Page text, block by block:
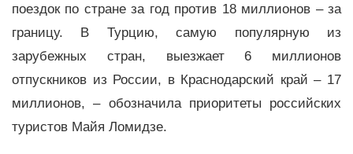
поездок по стране за год против 18 миллионов – за
границу. В Турцию, самую популярную из
зарубежных стран, выезжает 6 миллионов
отпускников из России, в Краснодарский край – 17
миллионов, – обозначила приоритеты российских
туристов Майя Ломидзе.